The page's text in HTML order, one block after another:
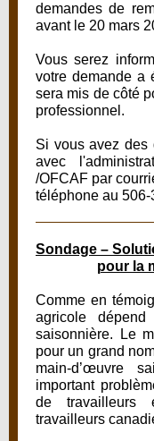
demandes de
avant le 20 mars
Vous serez
votre demande a
sera mis de côté
professionnel.
Si vous avez des
avec
/OFCAF par
téléphone au 506-
Sondage –
pour la
Comme en
agricole dépend
saisonnière. Le
pour un grand
main-d’œuvre
important
de travailleurs
travailleurs